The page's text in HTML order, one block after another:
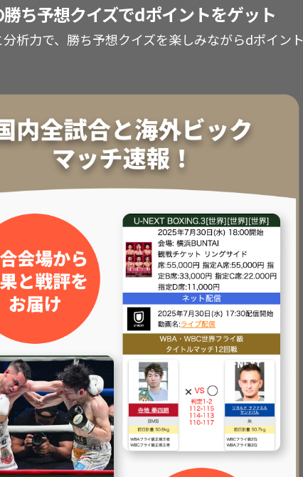
ち予想クイズでdポイントをゲット
析力で、勝ち予想クイズを楽しみながらdポイント